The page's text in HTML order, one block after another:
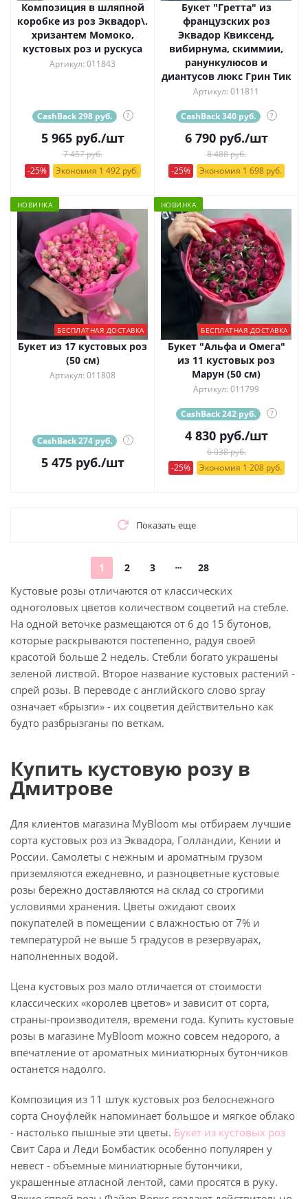
Композиция в шляпной
коробке из роз Эквадор\.
хризантем Момоко,
кустовых роз и рускуса
Артикул: 011843
CashBack 298 руб. ?
5 965руб./шт
7 457 руб.
-25%
Экономия 1 492 руб.
Букет "Гретта" из
французских роз
Эквадор Квиксенд,
вибирнума, скиммии,
ранункулюсов и
диантусов люкс Грин Тик
Артикул: 011811
CashBack 340 руб. ?
6 790руб./шт
8 488 руб.
-25%
Экономия 1 698 руб.
НОВИНКА
БЕСПЛАТНАЯ ДОСТАВКА
Букет из 17 кустовых роз
(50 см)
Артикул: 011808
CashBack 274 руб. ?
5 475руб./шт
НОВИНКА
БЕСПЛАТНАЯ ДОСТАВКА
Букет "Альфа и Омега"
из 11 кустовых роз
Марун (50 см)
Артикул: 011799
CashBack 242 руб. ?
4 830руб./шт
6 038 руб.
-25%
Экономия 1 208 руб.
Показать еще
1 2 3 28
Кустовые розы отличаются от классических
одноголовых цветов количеством соцветий на стебле.
На одной веточке размещаются от 6 до 15 бутонов,
которые раскрываются постепенно, радуя своей
красотой больше 2 недель. Стебли богато украшены
зеленой листвой. Второе название кустовых растений -
спрей розы. В переводе с английского слово spray
означает «брызги» - их соцветия действительно как
будто разбрызганы по веткам.
Купить кустовую розу в
Дмитрове
Для клиентов магазина MyBloom мы отбираем лучшие
сорта кустовых роз из Эквадора, Голландии, Кении и
России. Самолеты с нежным и ароматным грузом
приземляются ежедневно, и разноцветные кустовые
розы бережно доставляются на склад со строгими
условиями хранения. Цветы ожидают своих
покупателей в помещении с влажностью от 7% и
температурой не выше 5 градусов в резервуарах,
наполненных водой.
Цена кустовых роз мало отличается от стоимости
классических «королев цветов» и зависит от сорта,
страны-производителя, времени года. Купить кустовые
розы в магазине MyBloom можно совсем недорого, а
впечатление от ароматных миниатюрных бутончиков
останется надолго.
Композиция из 11 штук кустовых роз белоснежного
сорта Сноуфлейк напоминает большое и мягкое облако
- настолько пышные эти цветы. Букет из кустовых роз
Свит Сара и Леди Бомбастик особенно популярен у
невест - объемные миниатюрные бутончики,
украшенные атласной лентой, сами просятся в руку.